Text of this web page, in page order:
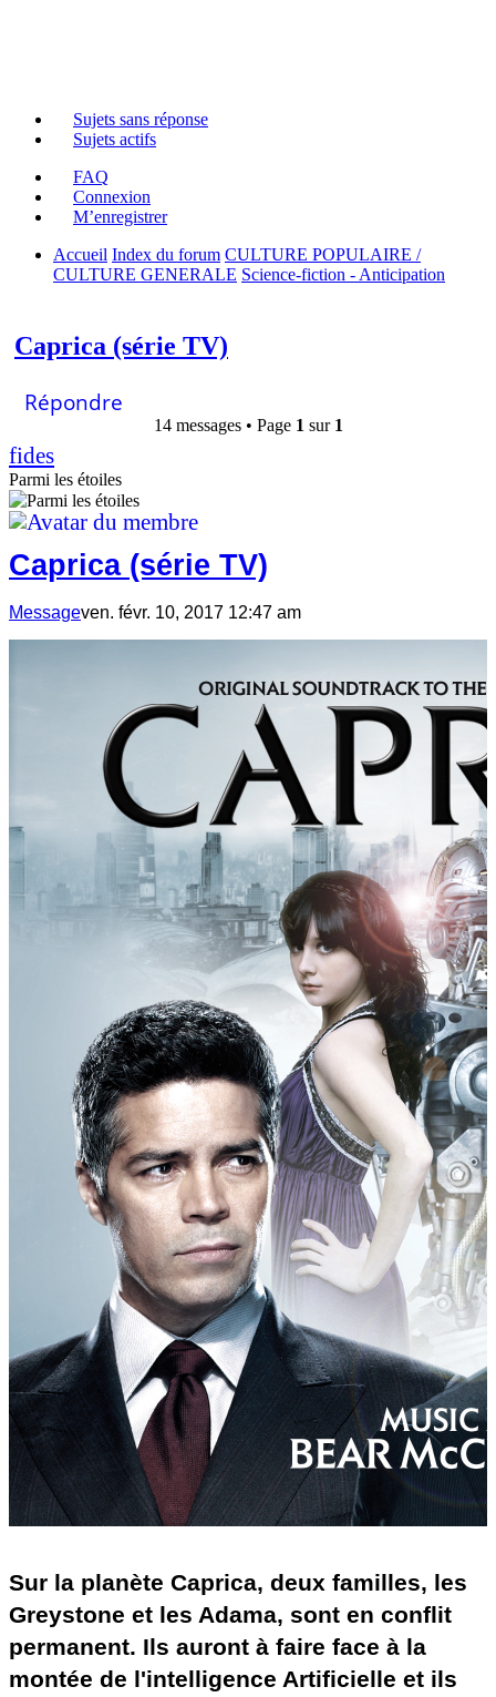
Sujets sans réponse
Sujets actifs
FAQ
Connexion
M’enregistrer
Accueil Index du forum CULTURE POPULAIRE /
CULTURE GENERALE Science-fiction - Anticipation
Caprica (série TV)
Répondre
14 messages • Page 1 sur 1
fides
Parmi les étoiles
Caprica (série TV)
Messageven. févr. 10, 2017 12:47 am
Sur la planète Caprica, deux familles, les
Greystone et les Adama, sont en conflit
permanent. Ils auront à faire face à la
montée de l'intelligence Artificielle et ils